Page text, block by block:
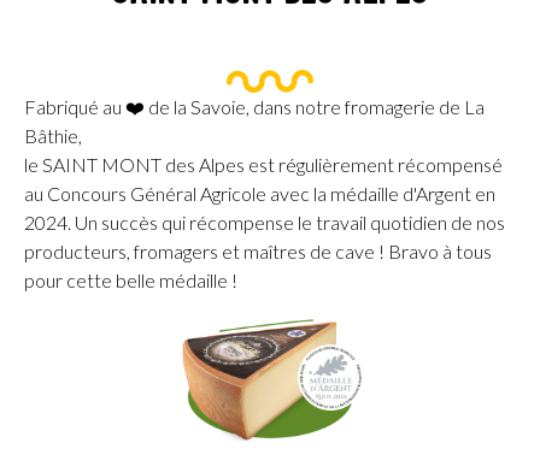
Fabriqué au ❤️ de la Savoie, dans notre fromagerie de La
Bâthie,
le SAINT MONT des Alpes est régulièrement récompensé
au Concours Général Agricole avec la médaille d'Argent en
2024. Un succès qui récompense le travail quotidien de nos
producteurs, fromagers et maîtres de cave ! Bravo à tous
pour cette belle médaille !